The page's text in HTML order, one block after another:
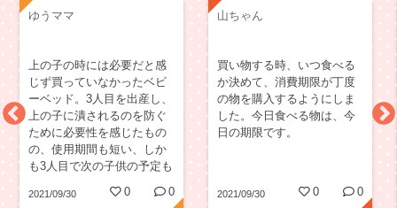
ゆうママ
上の子の時には必要だと感
じず買っていなかったベビ
ーベッド。3人目を出産し、
上の子に潰されるのを防ぐ
ために必要性を感じたもの
の、使用期間も短い、しか
も3人目で次の子供の予定も
ないため買うの勿体ないな
あと躊躇していたところ、
2021/09/30 0 0
山ちゃん
買い物する時、いつ食べる
か決めて、消費期限が丁度
の物を購入するようにしま
した。今日食べる物は、今
日の期限です。
2021/09/30 0 0